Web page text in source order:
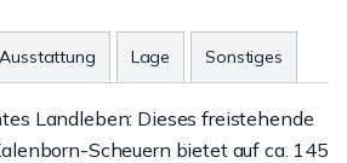
Ausstattung Lage Sonstiges
Landleben: Dieses freistehende
Scheuern bietet auf ca. 145